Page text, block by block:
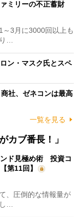
ミリーの不正蓄財
3月に3000回以上も
…
ン・マスク氏とスペ
社、ゼネコンは最高
一覧を見る
カブ番長！」
ンド見極め術 投資コ
第11回】
、圧倒的な情報量が
…